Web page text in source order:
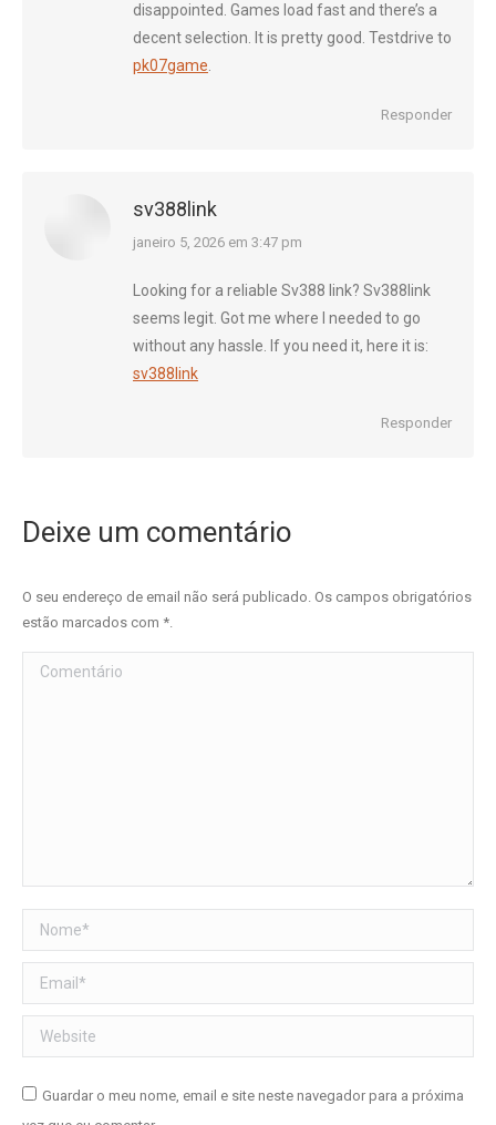
disappointed. Games load fast and there’s a
decent selection. It is pretty good. Testdrive to
pk07game
Responder
sv388link
diz:
janeiro 5, 2026 em 3:47 pm
Looking for a reliable Sv388 link? Sv388link
seems legit. Got me where I needed to go
without any hassle. If you need it, here it is:
sv388link
Responder
Deixe um comentário
O seu endereço de email não será publicado. Os campos obrigatórios
estão marcados com *.
Comentário
Nome *
Email *
Website
Guardar o meu nome, email e site neste navegador para a próxima